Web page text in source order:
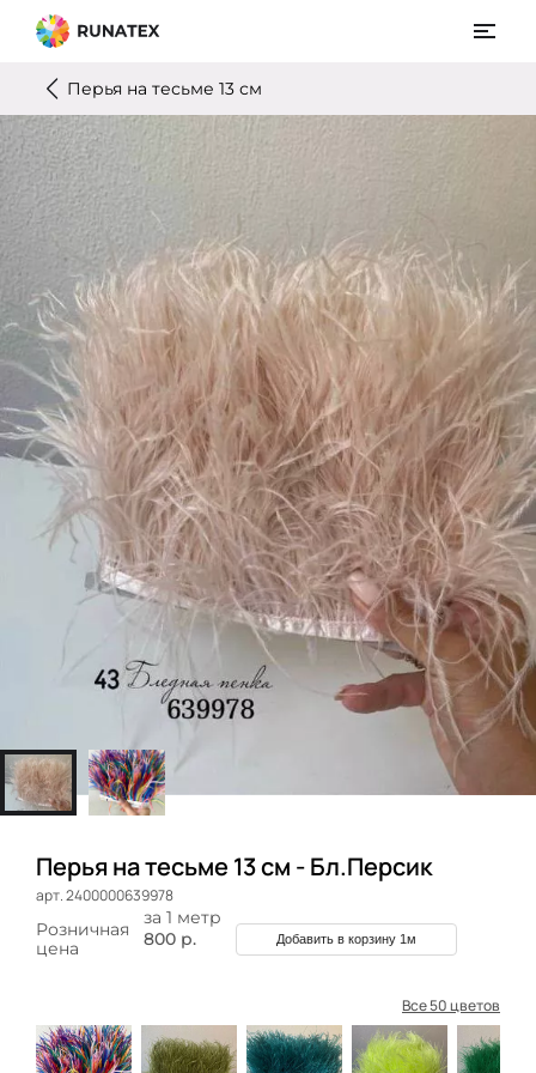
Перья на тесьме 13 см
Перья на тесьме 13 см - Бл.Персик
арт. 2400000639978
за 1 метр
Розничная
цена
800 р. Добавить в корзину 1м
Все 50 цветов